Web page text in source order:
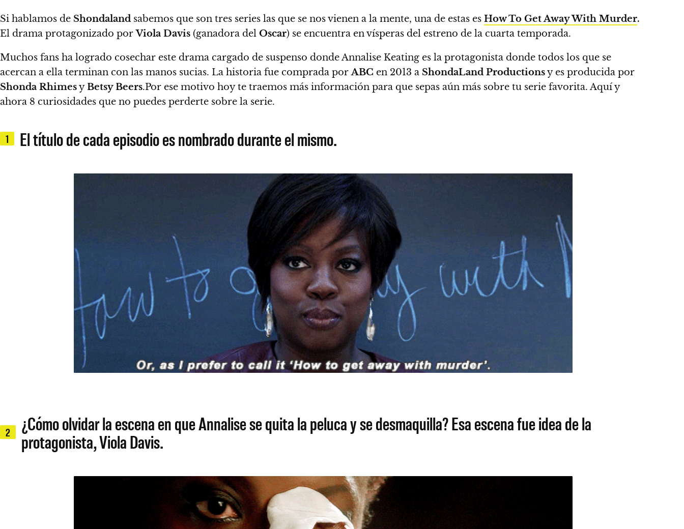
Si hablamos de Shondaland sabemos que son tres series las que se nos vienen a la mente, una de estas es How To Get Away With Murder.
El drama protagonizado porViola Davis (ganadora del Oscar) se encuentra en vísperas del estreno de la cuarta temporada.
Muchos fans ha logrado cosechar este drama cargado de suspenso donde Annalise Keating es la protagonista donde todos los que se
acercan a ella terminan con las manos sucias. La historia fue comprada porABC en 2013 a ShondaLand Productionsy es producida por
Shonda RhimesyBetsy Beers.Por ese motivo hoy te traemos más información para que sepas aún más sobre tu serie favorita. Aquí y
ahora 8 curiosidades que no puedes perderte sobre la serie.
1 El título de cada episodio es nombrado durante el mismo.
2
¿Cómo olvidar la escena en que Annalise se quita la peluca y se desmaquilla? Esa escena fue idea de la
protagonista, Viola Davis.